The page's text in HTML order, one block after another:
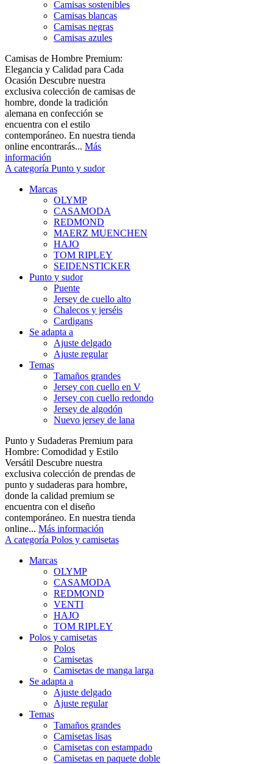
Camisas sostenibles
Camisas blancas
Camisas negras
Camisas azules
Camisas de Hombre Premium:
Elegancia y Calidad para Cada
Ocasión Descubre nuestra
exclusiva colección de camisas de
hombre, donde la tradición
alemana en confección se
encuentra con el estilo
contemporáneo. En nuestra tienda
online encontrarás... Más
información
A categoría Punto y sudor
Marcas
OLYMP
CASAMODA
REDMOND
MAERZ MUENCHEN
HAJO
TOM RIPLEY
SEIDENSTICKER
Punto y sudor
Puente
Jersey de cuello alto
Chalecos y jerséis
Cardigans
Se adapta a
Ajuste delgado
Ajuste regular
Temas
Tamaños grandes
Jersey con cuello en V
Jersey con cuello redondo
Jersey de algodón
Nuevo jersey de lana
Punto y Sudaderas Premium para
Hombre: Comodidad y Estilo
Versátil Descubre nuestra
exclusiva colección de prendas de
punto y sudaderas para hombre,
donde la calidad premium se
encuentra con el diseño
contemporáneo. En nuestra tienda
online... Más información
A categoría Polos y camisetas
Marcas
OLYMP
CASAMODA
REDMOND
VENTI
HAJO
TOM RIPLEY
Polos y camisetas
Polos
Camisetas
Camisetas de manga larga
Se adapta a
Ajuste delgado
Ajuste regular
Temas
Tamaños grandes
Camisetas lisas
Camisetas con estampado
Camisetas en paquete doble